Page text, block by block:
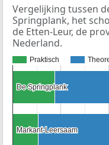
Vergelijking tussen
Springplank, het
de Etten-Leur, de
Nederland.
Praktisch
De Springplank
De Springplank
Markant-Leersaam
Markant-Leersaam